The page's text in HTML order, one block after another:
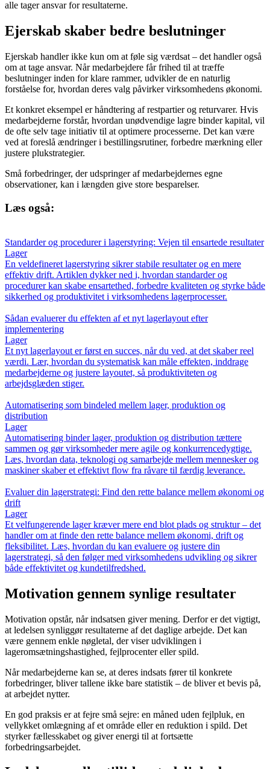
alle tager ansvar for resultaterne.
Ejerskab skaber bedre beslutninger
Ejerskab handler ikke kun om at føle sig værdsat – det handler også
om at tage ansvar. Når medarbejdere får frihed til at træffe
beslutninger inden for klare rammer, udvikler de en naturlig
forståelse for, hvordan deres valg påvirker virksomhedens økonomi.
Et konkret eksempel er håndtering af restpartier og returvarer. Hvis
medarbejderne forstår, hvordan unødvendige lagre binder kapital, vil
de ofte selv tage initiativ til at optimere processerne. Det kan være
ved at foreslå ændringer i bestillingsrutiner, forbedre mærkning eller
justere plukstrategier.
Små forbedringer, der udspringer af medarbejdernes egne
observationer, kan i længden give store besparelser.
Læs også:
Standarder og procedurer i lagerstyring: Vejen til ensartede resultater
Lager
En veldefineret lagerstyring sikrer stabile resultater og en mere
effektiv drift. Artiklen dykker ned i, hvordan standarder og
procedurer kan skabe ensartethed, forbedre kvaliteten og styrke både
sikkerhed og produktivitet i virksomhedens lagerprocesser.
Sådan evaluerer du effekten af et nyt lagerlayout efter
implementering
Lager
Et nyt lagerlayout er først en succes, når du ved, at det skaber reel
værdi. Lær, hvordan du systematisk kan måle effekten, inddrage
medarbejderne og justere layoutet, så produktiviteten og
arbejdsglæden stiger.
Automatisering som bindeled mellem lager, produktion og
distribution
Lager
Automatisering binder lager, produktion og distribution tættere
sammen og gør virksomheder mere agile og konkurrencedygtige.
Læs, hvordan data, teknologi og samarbejde mellem mennesker og
maskiner skaber et effektivt flow fra råvare til færdig leverance.
Evaluer din lagerstrategi: Find den rette balance mellem økonomi og
drift
Lager
Et velfungerende lager kræver mere end blot plads og struktur – det
handler om at finde den rette balance mellem økonomi, drift og
fleksibilitet. Læs, hvordan du kan evaluere og justere din
lagerstrategi, så den følger med virksomhedens udvikling og sikrer
både effektivitet og kundetilfredshed.
Motivation gennem synlige resultater
Motivation opstår, når indsatsen giver mening. Derfor er det vigtigt,
at ledelsen synliggør resultaterne af det daglige arbejde. Det kan
være gennem enkle nøgletal, der viser udviklingen i
lageromsætningshastighed, fejlprocenter eller spild.
Når medarbejderne kan se, at deres indsats fører til konkrete
forbedringer, bliver tallene ikke bare statistik – de bliver et bevis på,
at arbejdet nytter.
En god praksis er at fejre små sejre: en måned uden fejlpluk, en
vellykket omlægning af et område eller en reduktion i spild. Det
styrker fællesskabet og giver energi til at fortsætte
forbedringsarbejdet.